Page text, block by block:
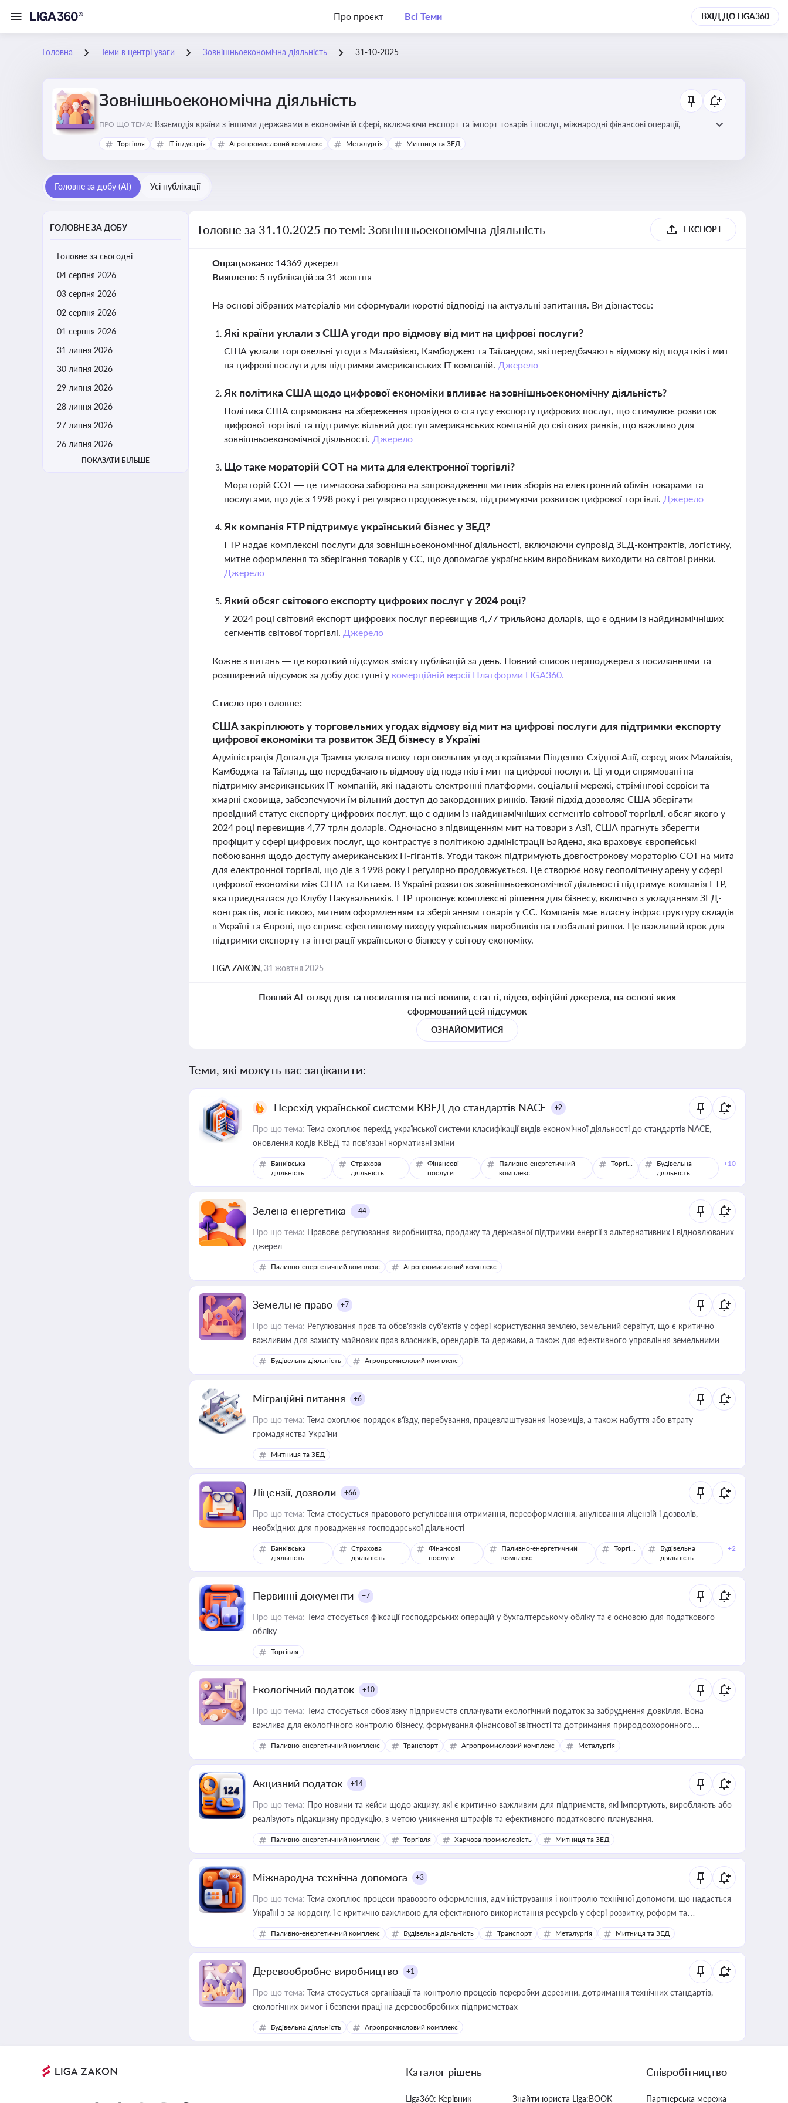
Про проєкт Всі Теми ВХІД ДО LIGA360
Головна Теми в центрі уваги Зовнішньоекономічна діяльність 31-10-2025
Зовнішньоекономічна діяльність
ПРО ЩО ТЕМА: Взаємодія країни з іншими державами в економічній сфері, включаючи експорт та імпорт товарів і послуг, міжнародні фінансові операції,
інвестиції, торгівлю, митне регулювання
Торгівля IT-індустрія Агропромисловий комплекс Металургія Митниця та ЗЕД
Головне за добу (AI) Усі публікації
ГОЛОВНЕ ЗА ДОБУ
Головне за сьогодні
04 серпня 2026
03 серпня 2026
02 серпня 2026
01 серпня 2026
31 липня 2026
30 липня 2026
29 липня 2026
28 липня 2026
27 липня 2026
26 липня 2026
ПОКАЗАТИ БІЛЬШЕ
Головне за 31.10.2025 по темі: Зовнішньоекономічна діяльність ЕКСПОРТ
Опрацьовано: 14369 джерел
Виявлено: 5 публікацій за 31 жовтня
На основі зібраних матеріалів ми сформували короткі відповіді на актуальні запитання. Ви дізнаєтесь:
Які країни уклали з США угоди про відмову від мит на цифрові послуги?
США уклали торговельні угоди з Малайзією, Камбоджею та Таїландом, які передбачають відмову від податків і мит
на цифрові послуги для підтримки американських IT-компаній. Джерело
Як політика США щодо цифрової економіки впливає на зовнішньоекономічну діяльність?
Політика США спрямована на збереження провідного статусу експорту цифрових послуг, що стимулює розвиток
цифрової торгівлі та підтримує вільний доступ американських компаній до світових ринків, що важливо для
зовнішньоекономічної діяльності. Джерело
Що таке мораторій СОТ на мита для електронної торгівлі?
Мораторій СОТ — це тимчасова заборона на запровадження митних зборів на електронний обмін товарами та
послугами, що діє з 1998 року і регулярно продовжується, підтримуючи розвиток цифрової торгівлі. Джерело
Як компанія FTP підтримує український бізнес у ЗЕД?
FTP надає комплексні послуги для зовнішньоекономічної діяльності, включаючи супровід ЗЕД-контрактів, логістику,
митне оформлення та зберігання товарів у ЄС, що допомагає українським виробникам виходити на світові ринки.
Джерело
Який обсяг світового експорту цифрових послуг у 2024 році?
У 2024 році світовий експорт цифрових послуг перевищив 4,77 трильйона доларів, що є одним із найдинамічніших
сегментів світової торгівлі. Джерело
Кожне з питань — це короткий підсумок змісту публікацій за день. Повний список першоджерел з посиланнями та
розширений підсумок за добу доступні у комерційній версії Платформи LIGA360.
Стисло про головне:
США закріплюють у торговельних угодах відмову від мит на цифрові послуги для підтримки експорту
цифрової економіки та розвиток ЗЕД бізнесу в Україні
Адміністрація Дональда Трампа уклала низку торговельних угод з країнами Південно-Східної Азії, серед яких Малайзія,
Камбоджа та Таїланд, що передбачають відмову від податків і мит на цифрові послуги. Ці угоди спрямовані на
підтримку американських IT-компаній, які надають електронні платформи, соціальні мережі, стрімінгові сервіси та
хмарні сховища, забезпечуючи їм вільний доступ до закордонних ринків. Такий підхід дозволяє США зберігати
провідний статус експорту цифрових послуг, що є одним із найдинамічніших сегментів світової торгівлі, обсяг якого у
2024 році перевищив 4,77 трлн доларів. Одночасно з підвищенням мит на товари з Азії, США прагнуть зберегти
профіцит у сфері цифрових послуг, що контрастує з політикою адміністрації Байдена, яка враховує європейські
побоювання щодо доступу американських IT-гігантів. Угоди також підтримують довгострокову мораторію СОТ на мита
для електронної торгівлі, що діє з 1998 року і регулярно продовжується. Це створює нову геополітичну арену у сфері
цифрової економіки між США та Китаєм. В Україні розвиток зовнішньоекономічної діяльності підтримує компанія FTP,
яка приєдналася до Клубу Пакувальників. FTP пропонує комплексні рішення для бізнесу, включно з укладанням ЗЕД-
контрактів, логістикою, митним оформленням та зберіганням товарів у ЄС. Компанія має власну інфраструктуру складів
в Україні та Європі, що сприяє ефективному виходу українських виробників на глобальні ринки. Це важливий крок для
підтримки експорту та інтеграції українського бізнесу у світову економіку.
LIGA ZAKON,31 жовтня 2025
Повний AI-огляд дня та посилання на всі новини, статті, відео, офіційні джерела, на основі яких
сформований цей підсумок
ОЗНАЙОМИТИСЯ
Теми, які можуть вас зацікавити:
Перехід української системи КВЕД до стандартів NACE +2
Про що тема: Тема охоплює перехід української системи класифікації видів економічної діяльності до стандартів NACE,
оновлення кодів КВЕД та пов'язані нормативні зміни
Банківська
діяльність
Страхова
діяльність
Фінансові
послуги
Паливно-енергетичний
комплекс
Торгівля
Будівельна
діяльність
+10
Зелена енергетика +44
Про що тема: Правове регулювання виробництва, продажу та державної підтримки енергії з альтернативних і відновлюваних
джерел
Паливно-енергетичний комплекс Агропромисловий комплекс
Земельне право +7
Про що тема: Регулювання прав та обов’язків суб’єктів у сфері користування землею, земельний сервітут, що є критично
важливим для захисту майнових прав власників, орендарів та держави, а також для ефективного управління земельними
ресурсами
Будівельна діяльність Агропромисловий комплекс
Міграційні питання +6
Про що тема: Тема охоплює порядок в’їзду, перебування, працевлаштування іноземців, а також набуття або втрату
громадянства України
Митниця та ЗЕД
Ліцензії, дозволи +66
Про що тема: Тема стосується правового регулювання отримання, переоформлення, анулювання ліцензій і дозволів,
необхідних для провадження господарської діяльності
Банківська
діяльність
Страхова
діяльність
Фінансові
послуги
Паливно-енергетичний
комплекс
Торгівля
Будівельна
діяльність
+2
Первинні документи +7
Про що тема: Тема стосується фіксації господарських операцій у бухгалтерському обліку та є основою для податкового
обліку
Торгівля
Екологічний податок +10
Про що тема: Тема стосується обов’язку підприємств сплачувати екологічний податок за забруднення довкілля. Вона
важлива для екологічного контролю бізнесу, формування фінансової звітності та дотримання природоохоронного
законодавства
Паливно-енергетичний комплекс Транспорт Агропромисловий комплекс Металургія
Акцизний податок +14
Про що тема: Про новини та кейси щодо акцизу, які є критично важливим для підприємств, які імпортують, виробляють або
реалізують підакцизну продукцію, з метою уникнення штрафів та ефективного податкового планування.
Паливно-енергетичний комплекс Торгівля Харчова промисловість Митниця та ЗЕД
Міжнародна технічна допомога +3
Про що тема: Тема охоплює процеси правового оформлення, адміністрування і контролю технічної допомоги, що надається
Україні з-за кордону, і є критично важливою для ефективного використання ресурсів у сфері розвитку, реформ та
інфраструктурних проєктів
Паливно-енергетичний комплекс Будівельна діяльність Транспорт Металургія Митниця та ЗЕД
Деревообробне виробництво +1
Про що тема: Тема стосується організації та контролю процесів переробки деревини, дотримання технічних стандартів,
екологічних вимог і безпеки праці на деревообробних підприємствах
Будівельна діяльність Агропромисловий комплекс
Каталог рішень
Liga360: Керівник Знайти юриста Liga:BOOK
Співробітництво
Партнерська мережа